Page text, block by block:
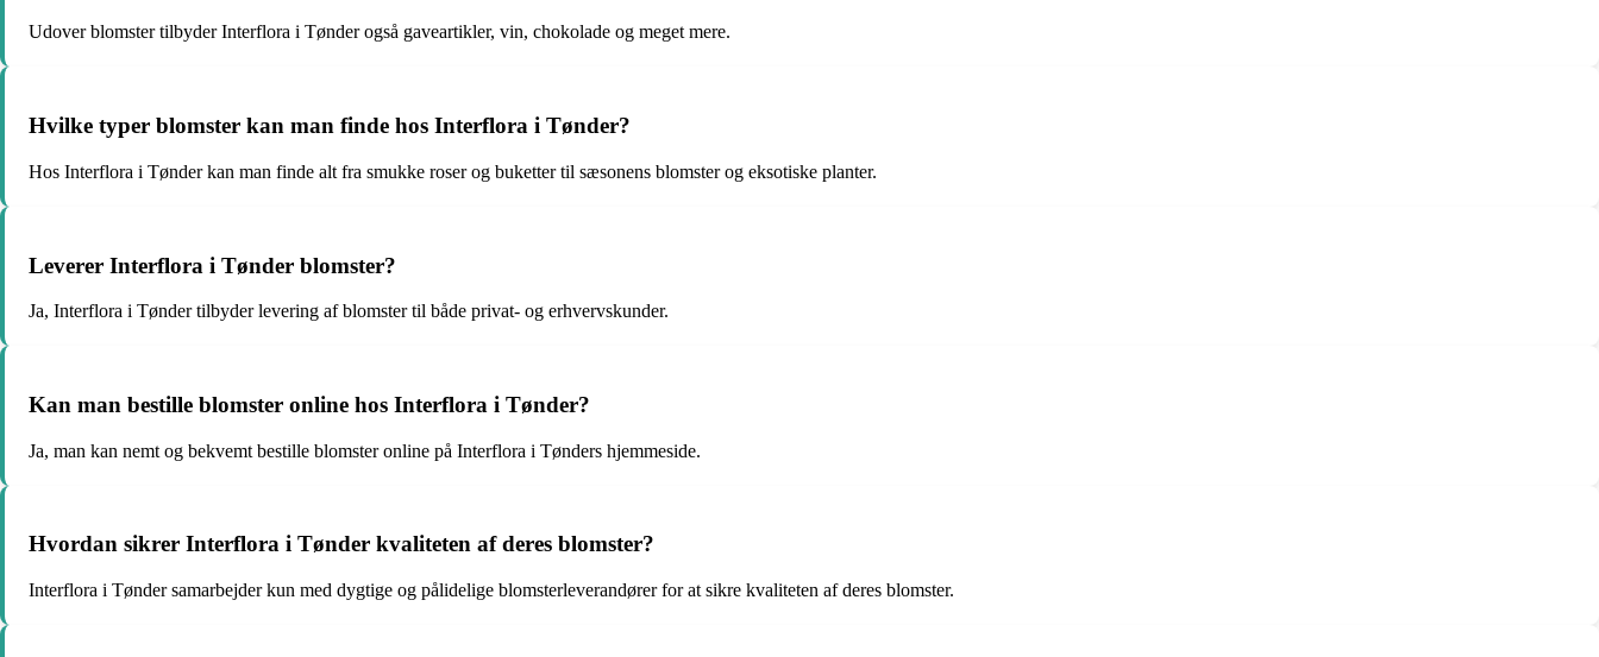
Udover blomster tilbyder Interflora i Tønder også gaveartikler, vin, chokolade og meget mere.
Hvilke typer blomster kan man finde hos Interflora i Tønder?
Hos Interflora i Tønder kan man finde alt fra smukke roser og buketter til sæsonens blomster og eksotiske planter.
Leverer Interflora i Tønder blomster?
Ja, Interflora i Tønder tilbyder levering af blomster til både privat- og erhvervskunder.
Kan man bestille blomster online hos Interflora i Tønder?
Ja, man kan nemt og bekvemt bestille blomster online på Interflora i Tønders hjemmeside.
Hvordan sikrer Interflora i Tønder kvaliteten af deres blomster?
Interflora i Tønder samarbejder kun med dygtige og pålidelige blomsterleverandører for at sikre kvaliteten af deres blomster.